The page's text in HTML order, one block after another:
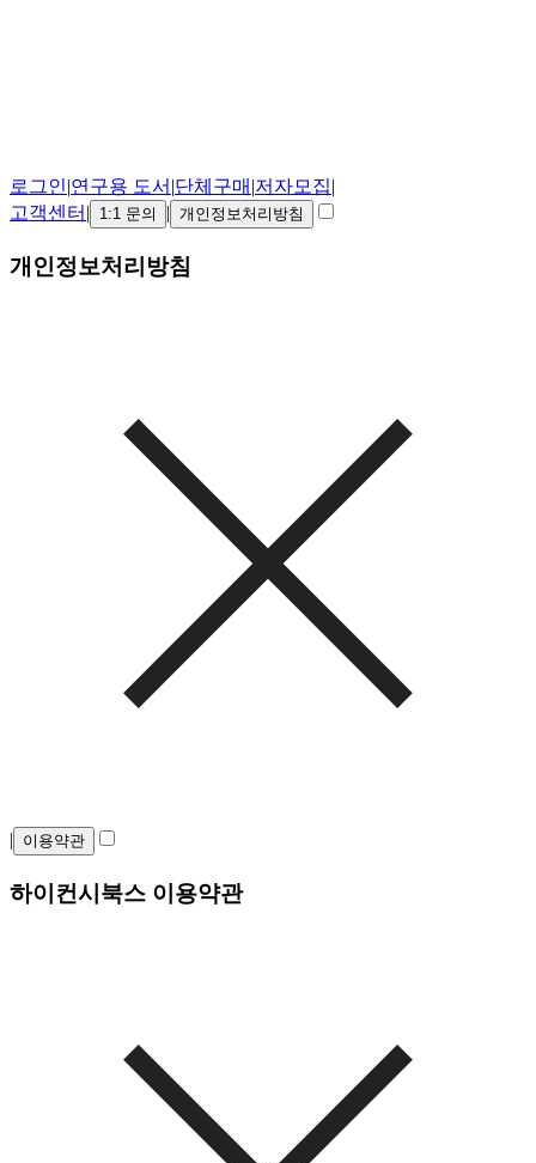
로그인|연구용 도서 |단체구매 |저자모집|
고객센터 | 1:1 문의 | 개인정보처리방침
개인정보처리방침
| 이용약관
하이컨시북스 이용약관